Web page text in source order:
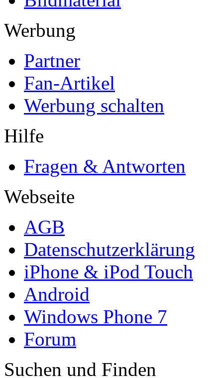
Werbung
Partner
Fan-Artikel
Werbung schalten
Hilfe
Fragen & Antworten
Webseite
AGB
Datenschutzerklärung
iPhone & iPod Touch
Android
Windows Phone 7
Forum
Suchen und Finden